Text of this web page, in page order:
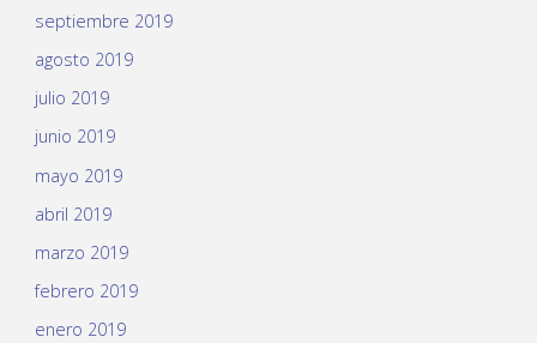
septiembre 2019
agosto 2019
julio 2019
junio 2019
mayo 2019
abril 2019
marzo 2019
febrero 2019
enero 2019